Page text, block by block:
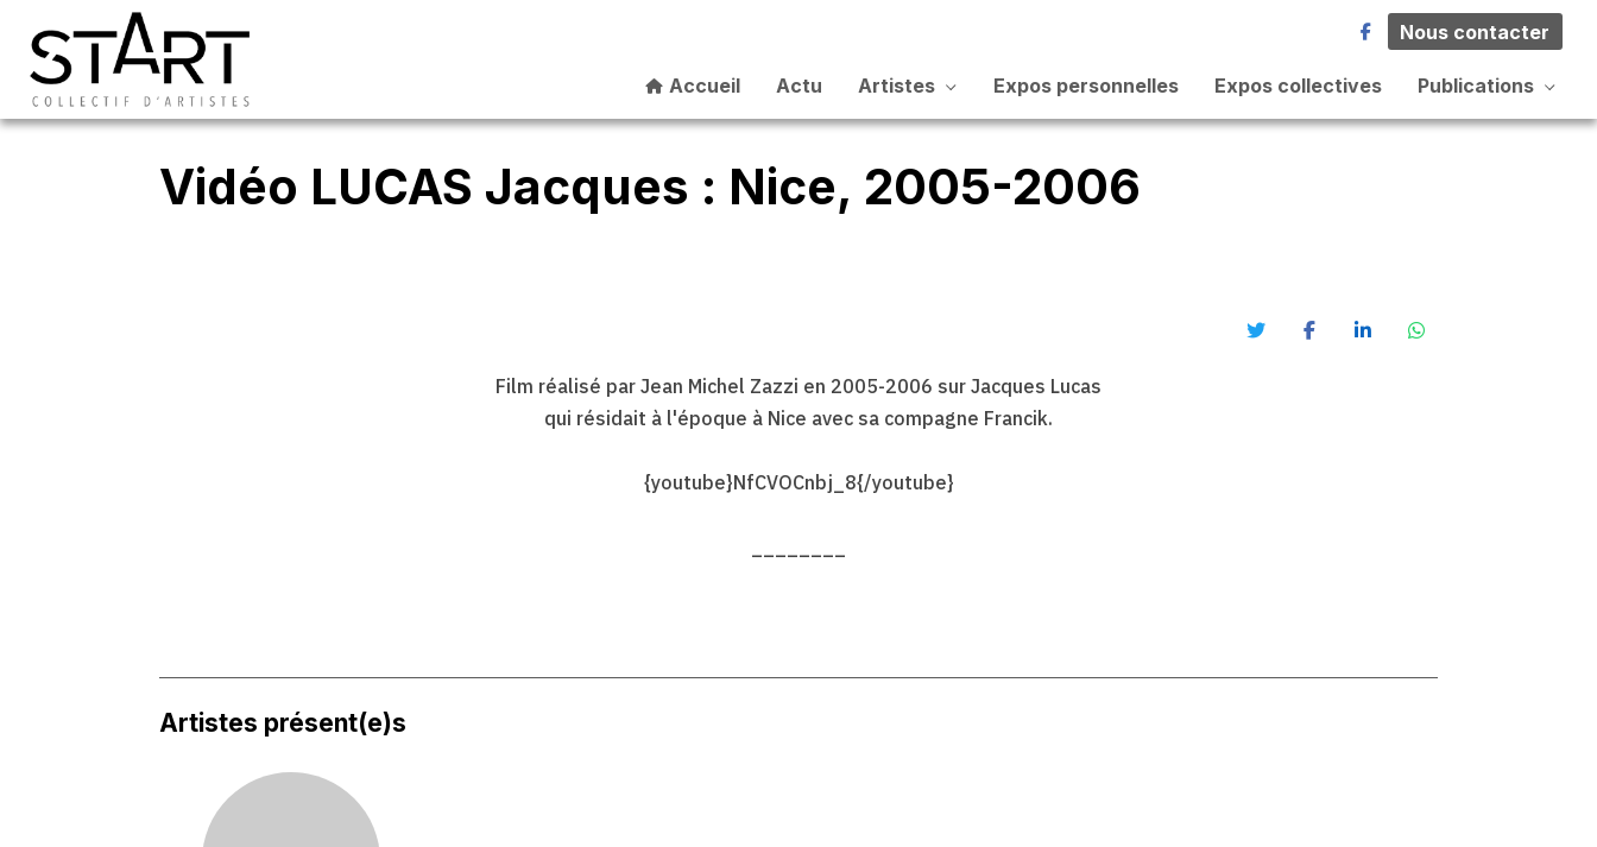
Accueil Actu Artistes Expos personnelles Expos collectives Publications
Nous contacter
Vidéo LUCAS Jacques : Nice, 2005-2006
Film réalisé par Jean Michel Zazzi en 2005-2006 sur Jacques Lucas
qui résidait à l'époque à Nice avec sa compagne Francik.
{youtube}NfCVOCnbj_8{/youtube}
Artistes présent(e)s